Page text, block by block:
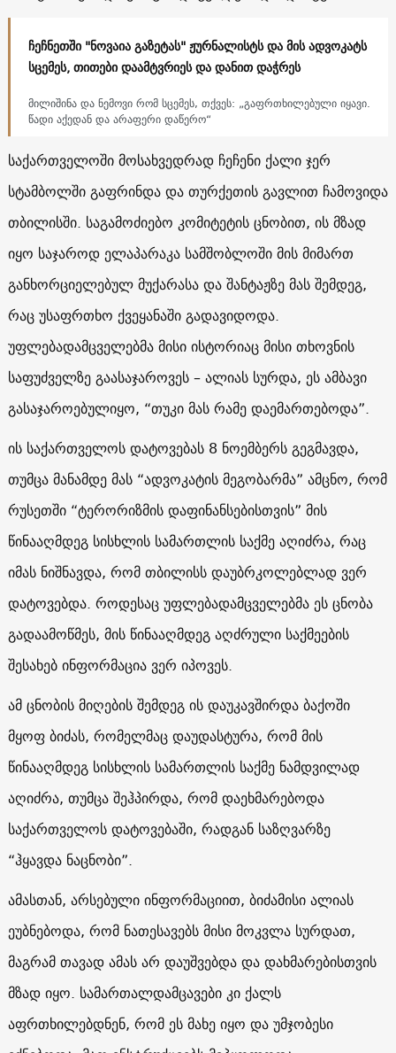
ჩეჩნეთში "ნოვაია გაზეტას" ჟურნალისტს და მის ადვოკატს
სცემეს, თითები დაამტვრიეს და დანით დაჭრეს
მილიშინა და ნემოვი რომ სცემეს, თქვეს: „გაფრთხილებული იყავი.
წადი აქედან და არაფერი დაწერო“
საქართველოში მოსახვედრად ჩეჩენი ქალი ჯერ
სტამბოლში გაფრინდა და თურქეთის გავლით ჩამოვიდა
თბილისში. საგამოძიებო კომიტეტის ცნობით, ის მზად
იყო საჯაროდ ელაპარაკა სამშობლოში მის მიმართ
განხორციელებულ მუქარასა და შანტაჟზე მას შემდეგ,
რაც უსაფრთხო ქვეყანაში გადავიდოდა.
უფლებადამცველებმა მისი ისტორიაც მისი თხოვნის
საფუძველზე გაასაჯაროვეს – ალიას სურდა, ეს ამბავი
გასაჯაროებულიყო, “თუკი მას რამე დაემართებოდა”.
ის საქართველოს დატოვებას 8 ნოემბერს გეგმავდა,
თუმცა მანამდე მას “ადვოკატის მეგობარმა” ამცნო, რომ
რუსეთში “ტერორიზმის დაფინანსებისთვის” მის
წინააღმდეგ სისხლის სამართლის საქმე აღიძრა, რაც
იმას ნიშნავდა, რომ თბილისს დაუბრკოლებლად ვერ
დატოვებდა. როდესაც უფლებადამცველებმა ეს ცნობა
გადაამოწმეს, მის წინააღმდეგ აღძრული საქმეების
შესახებ ინფორმაცია ვერ იპოვეს.
ამ ცნობის მიღების შემდეგ ის დაუკავშირდა ბაქოში
მყოფ ბიძას, რომელმაც დაუდასტურა, რომ მის
წინააღმდეგ სისხლის სამართლის საქმე ნამდვილად
აღიძრა, თუმცა შეჰპირდა, რომ დაეხმარებოდა
საქართველოს დატოვებაში, რადგან საზღვარზე
“ჰყავდა ნაცნობი”.
ამასთან, არსებული ინფორმაციით, ბიძამისი ალიას
ეუბნებოდა, რომ ნათესავებს მისი მოკვლა სურდათ,
მაგრამ თავად ამას არ დაუშვებდა და დახმარებისთვის
მზად იყო. სამართალდამცავები კი ქალს
აფრთხილებდნენ, რომ ეს მახე იყო და უმჯობესი